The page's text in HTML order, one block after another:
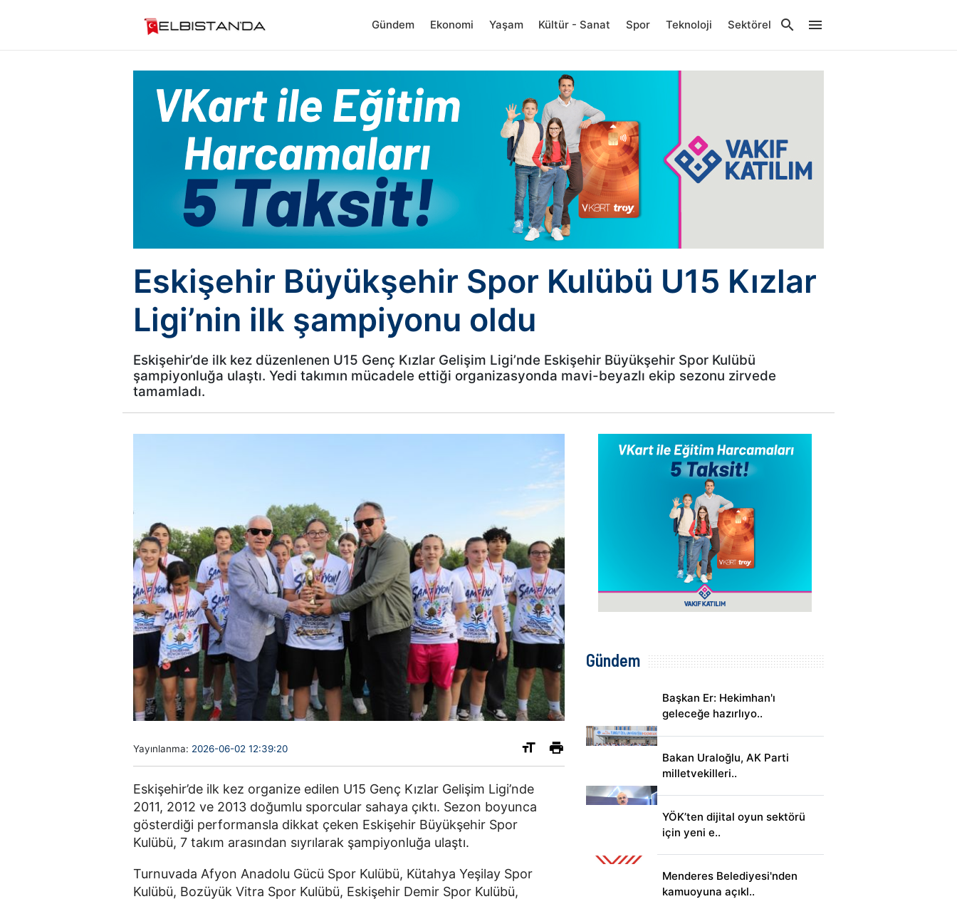
Gündem Ekonomi Yaşam Kültür - Sanat Spor Teknoloji Sektörel
Eskişehir Büyükşehir Spor Kulübü U15 Kızlar
Ligi’nin ilk şampiyonu oldu
Eskişehir’de ilk kez düzenlenen U15 Genç Kızlar Gelişim Ligi’nde Eskişehir Büyükşehir Spor Kulübü
şampiyonluğa ulaştı. Yedi takımın mücadele ettiği organizasyonda mavi-beyazlı ekip sezonu zirvede
tamamladı.
Yayınlanma: 2026-06-02 12:39:20
Eskişehir’de ilk kez organize edilen U15 Genç Kızlar Gelişim Ligi’nde
2011, 2012 ve 2013 doğumlu sporcular sahaya çıktı. Sezon boyunca
gösterdiği performansla dikkat çeken Eskişehir Büyükşehir Spor
Kulübü, 7 takım arasından sıyrılarak şampiyonluğa ulaştı.
Turnuvada Afyon Anadolu Gücü Spor Kulübü, Kütahya Yeşilay Spor
Kulübü, Bozüyük Vitra Spor Kulübü, Eskişehir Demir Spor Kulübü,
Gündem
Başkan Er: Hekimhan'ı
geleceğe hazırlıyo..
Bakan Uraloğlu, AK Parti
milletvekilleri..
YÖK’ten dijital oyun sektörü
için yeni e..
Menderes Belediyesi'nden
kamuoyuna açıkl..